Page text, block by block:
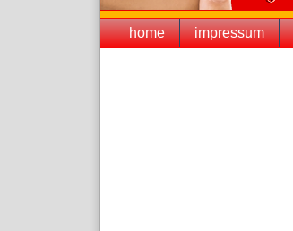
Navigation
home impressum